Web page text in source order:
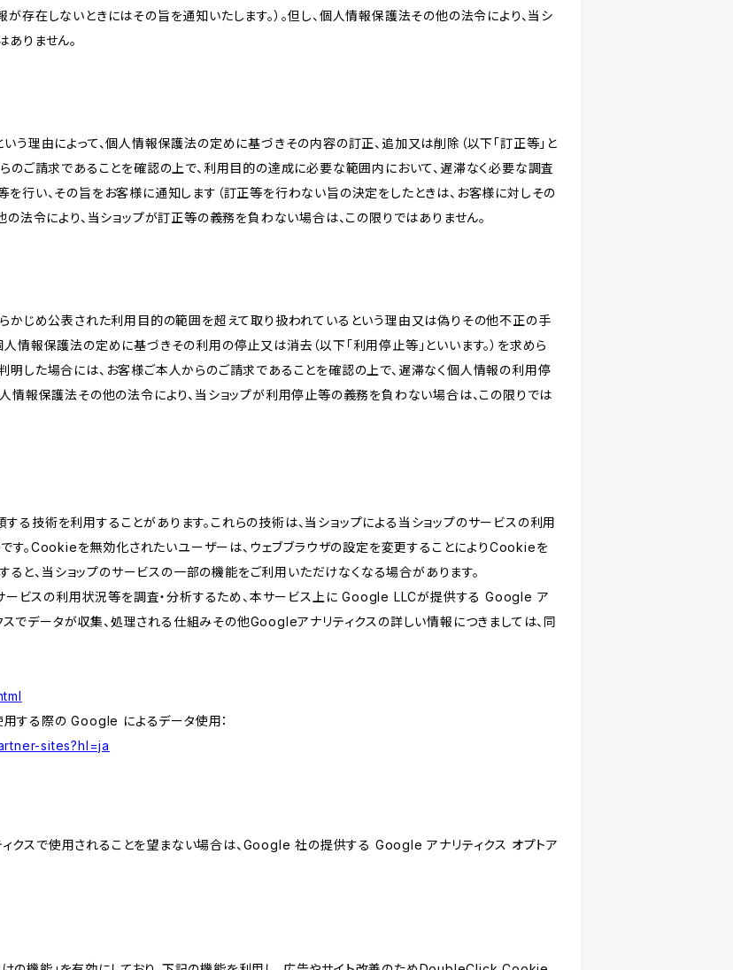
存在しないときにはその旨を通知いたします。）。但し、個人情報保護法その他の法令により、当シ
りません。
う理由によって、個人情報保護法の定めに基づきその内容の訂正、追加又は削除（以下「訂正等」と
のご請求であることを確認の上で、利用目的の達成に必要な範囲内において、遅滞なく必要な調査
行い、その旨をお客様に通知します（訂正等を行わない旨の決定をしたときは、お客様に対しその
の法令により、当ショップが訂正等の義務を負わない場合は、この限りではありません。
らかじめ公表された利用目的の範囲を超えて取り扱われているという理由又は偽りその他不正の手
情報保護法の定めに基づきその利用の停止又は消去（以下「利用停止等」といいます。）を求めら
明した場合には、お客様ご本人からのご請求であることを確認の上で、遅滞なく個人情報の利用停
情報保護法その他の法令により、当ショップが利用停止等の義務を負わない場合は、この限りでは
る技術を利用することがあります。これらの技術は、当ショップによる当ショップのサービスの利用
す。Cookieを無効化されたいユーザーは、ウェブブラウザの設定を変更することによりCookieを
と、当ショップのサービスの一部の機能をご利用いただけなくなる場合があります。
サービスの利用状況等を調査・分析するため、本サービス上に Google LLCが提供する Google ア
スでデータが収集、処理される仕組みその他Googleアナリティクスの詳しい情報につきましては、同
する際の Google によるデータ使用：
sites?hl=ja
クスで使用されることを望まない場合は、Google 社の提供する Google アナリティクス オプトア